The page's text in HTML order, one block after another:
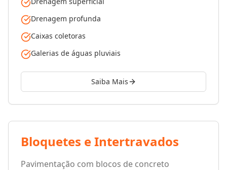
Drenagem profunda
Caixas coletoras
Galerias de águas pluviais
Saiba Mais
Bloquetes e Intertravados
Pavimentação com blocos de concreto